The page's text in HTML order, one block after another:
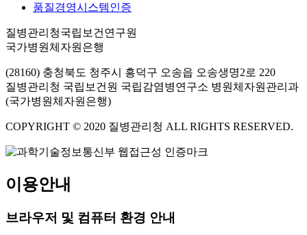
품질경영시스템인증
질병관리청국립보건연구원
국가병원체자원은행
(28160) 충청북도 청주시 흥덕구 오송읍 오송생명2로 220
질병관리청 국립보건원 국립감염병연구소 병원체자원관리과
(국가병원체자원은행)
COPYRIGHT © 2020 질병관리청 ALL RIGHTS RESERVED.
이용안내
브라우저 및 컴퓨터 환경 안내